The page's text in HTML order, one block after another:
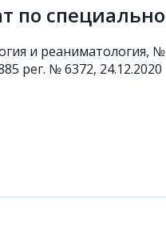
по
и реаниматология, №
рег. № 6372, 24.12.2020